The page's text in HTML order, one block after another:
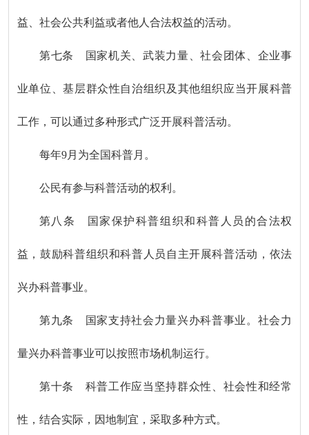
益、社会公共利益或者他人合法权益的活动。
第七条 国家机关、武装力量、社会团体、企业事
业单位、基层群众性自治组织及其他组织应当开展科普
工作，可以通过多种形式广泛开展科普活动。
每年9月为全国科普月。
公民有参与科普活动的权利。
第八条 国家保护科普组织和科普人员的合法权
益，鼓励科普组织和科普人员自主开展科普活动，依法
兴办科普事业。
第九条 国家支持社会力量兴办科普事业。社会力
量兴办科普事业可以按照市场机制运行。
第十条 科普工作应当坚持群众性、社会性和经常
性，结合实际，因地制宜，采取多种方式。